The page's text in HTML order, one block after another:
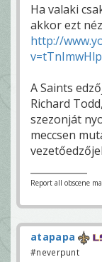
Ha valaki
akkor ezt
http://
A Saints
Richard
szezonját
meccsen
Report all obscene
atapapa
#neverpunt